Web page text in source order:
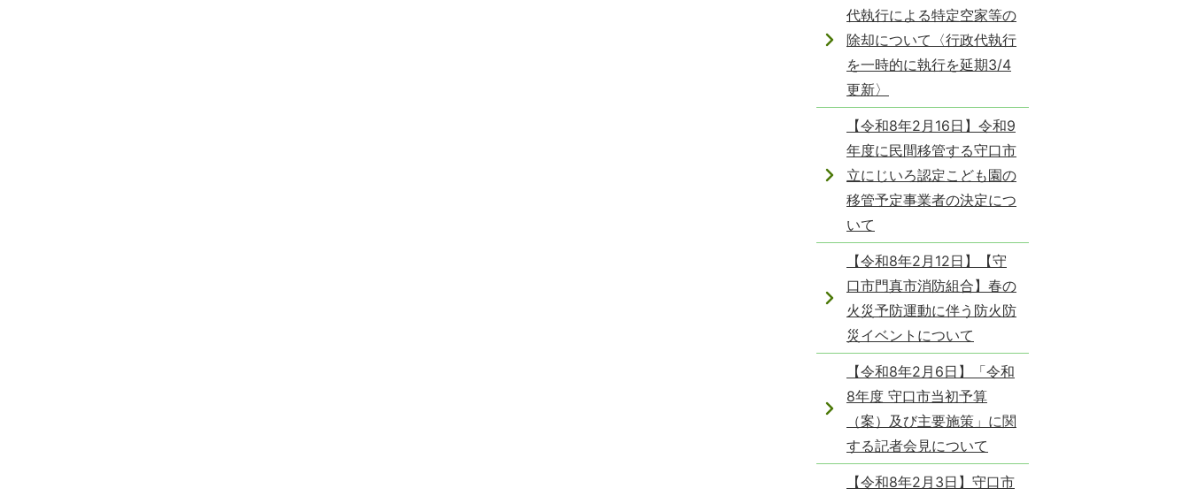
代執行による特定空家等の
除却について〈行政代執行
を一時的に執行を延期3/4
更新〉
【令和8年2月16日】令和9
年度に民間移管する守口市
立にじいろ認定こども園の
移管予定事業者の決定につ
いて
【令和8年2月12日】【守
口市門真市消防組合】春の
火災予防運動に伴う防火防
災イベントについて
【令和8年2月6日】「令和
8年度 守口市当初予算
（案）及び主要施策」に関
する記者会見について
【令和8年2月3日】守口市